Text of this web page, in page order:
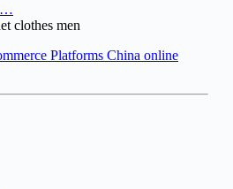
clothes men
Platforms China online